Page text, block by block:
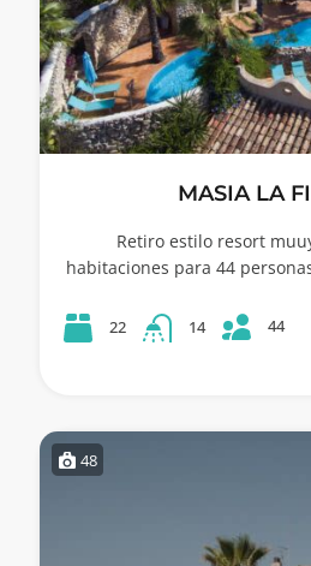
MASIA LA
Retiro estilo resort
habitaciones para 44
22 14 44
48